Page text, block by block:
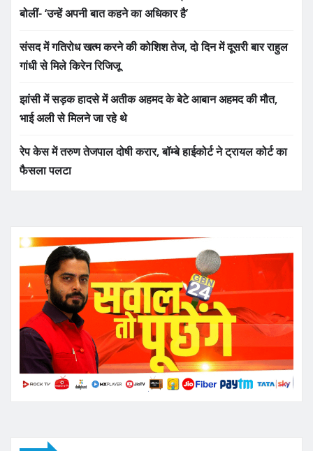
बोलीं- ‘उन्हें अपनी बात कहने का अधिकार है’
संसद में गतिरोध खत्म करने की कोशिश तेज, दो दिन में दूसरी बार राहुल
गांधी से मिले किरेन रिजिजू
झांसी में सड़क हादसे में अतीक अहमद के बेटे आबान अहमद की मौत,
भाई अली से मिलने जा रहे थे
रेप केस में तरुण तेजपाल दोषी करार, बॉम्बे हाईकोर्ट ने ट्रायल कोर्ट का
फैसला पलटा